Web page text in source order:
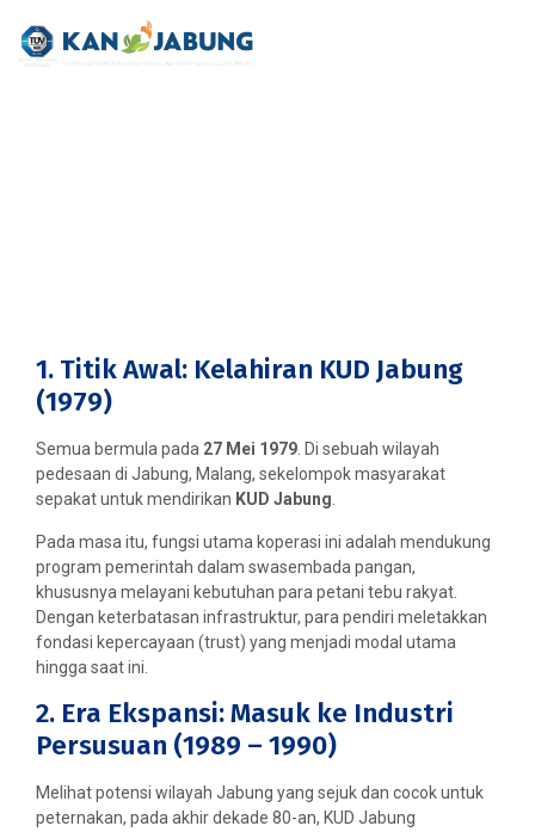
Sejarah KAN Jabung
1. Titik Awal: Kelahiran KUD Jabung
(1979)
Semua bermula pada 27 Mei 1979. Di sebuah wilayah
pedesaan di Jabung, Malang, sekelompok masyarakat
sepakat untuk mendirikan KUD Jabung.
Pada masa itu, fungsi utama koperasi ini adalah mendukung
program pemerintah dalam swasembada pangan,
khususnya melayani kebutuhan para petani tebu rakyat.
Dengan keterbatasan infrastruktur, para pendiri meletakkan
fondasi kepercayaan (trust) yang menjadi modal utama
hingga saat ini.
2. Era Ekspansi: Masuk ke Industri
Persusuan (1989 – 1990)
Melihat potensi wilayah Jabung yang sejuk dan cocok untuk
peternakan, pada akhir dekade 80-an, KUD Jabung